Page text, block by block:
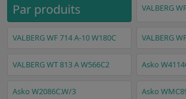
Par produits VALBERG
VALBERG WF 714 A-10 W180C VALBERG
VALBERG WT 813 A W566C2 Asko
Asko W2086C.W/3 Asko